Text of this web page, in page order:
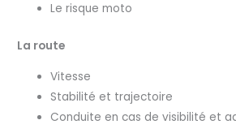
Le risque moto
La route
Vitesse
Stabilité et trajectoire
Conduite en cas de visibilité et